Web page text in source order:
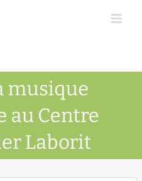
musique
au Centre
Laborit